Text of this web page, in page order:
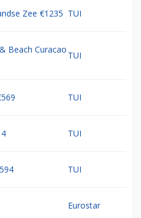
Zee €1235 TUI
Beach Curacao
TUI
TUI
TUI
TUI
Eurostar